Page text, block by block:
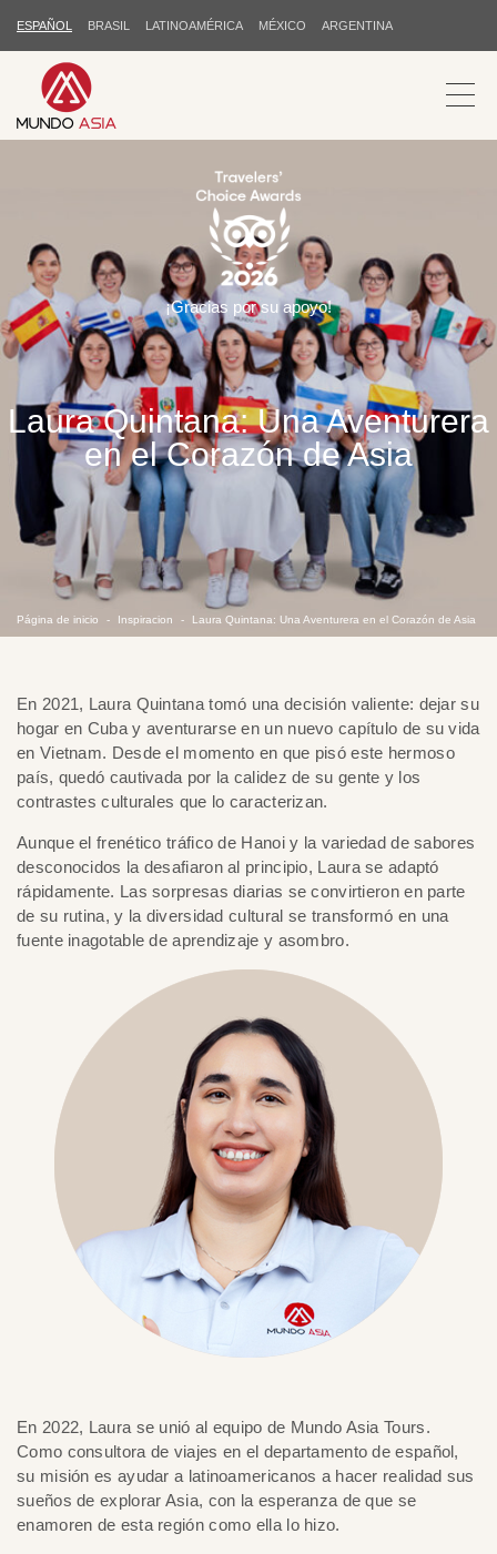
ESPAÑOL BRASIL LATINOAMÉRICA MÉXICO ARGENTINA
Laura Quintana: Una Aventurera
en el Corazón de Asia
Página de inicio Inspiracion Laura Quintana: Una Aventurera en el Corazón de Asia
¡Gracias por su apoyo!
En 2021, Laura Quintana tomó una decisión valiente: dejar su
hogar en Cuba y aventurarse en un nuevo capítulo de su vida
en Vietnam. Desde el momento en que pisó este hermoso
país, quedó cautivada por la calidez de su gente y los
contrastes culturales que lo caracterizan.
Aunque el frenético tráfico de Hanoi y la variedad de sabores
desconocidos la desafiaron al principio, Laura se adaptó
rápidamente. Las sorpresas diarias se convirtieron en parte
de su rutina, y la diversidad cultural se transformó en una
fuente inagotable de aprendizaje y asombro.
En 2022, Laura se unió al equipo de Mundo Asia Tours.
Como consultora de viajes en el departamento de español,
su misión es ayudar a latinoamericanos a hacer realidad sus
sueños de explorar Asia, con la esperanza de que se
enamoren de esta región como ella lo hizo.